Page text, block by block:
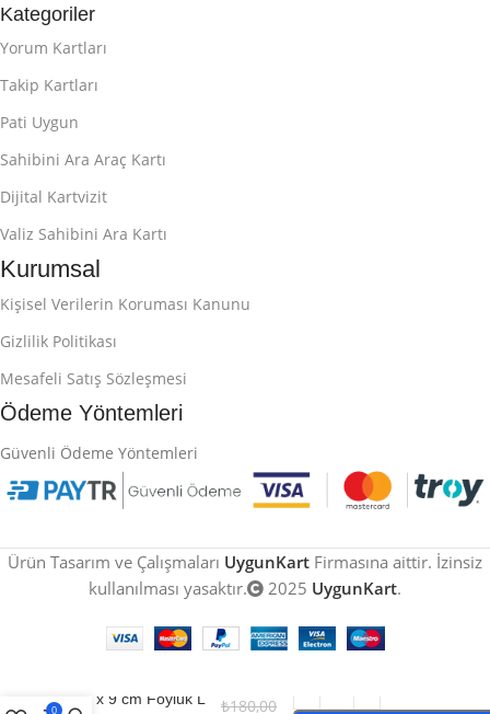
Kategoriler
Yorum Kartları
Takip Kartları
Pati Uygun
Sahibini Ara Araç Kartı
Dijital Kartvizit
Valiz Sahibini Ara Kartı
Kurumsal
Kişisel Verilerin Koruması Kanunu
Gizlilik Politikası
Mesafeli Satış Sözleşmesi
Ödeme Yöntemleri
Güvenli Ödeme Yöntemleri
Ürün Tasarım ve Çalışmaları UygunKart Firmasına aittir. İzinsiz
kullanılması yasaktır.
2025 UygunKart.
cm x 9 cm Föylük L
₺180,00
0